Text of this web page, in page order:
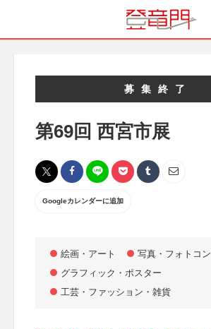
募集終了
第69回 西宮市展
Googleカレンダーに追加
絵画・アート
写真・フォトコン
グラフィック・ポスター
工芸・ファッション・雑貨